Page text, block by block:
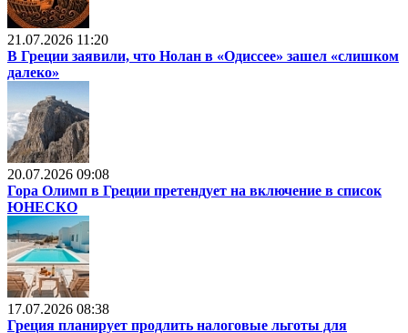
21.07.2026 11:20
В Греции заявили, что Нолан в «Одиссее» зашел «слишком
далеко»
20.07.2026 09:08
Гора Олимп в Греции претендует на включение в список
ЮНЕСКО
17.07.2026 08:38
Греция планирует продлить налоговые льготы для